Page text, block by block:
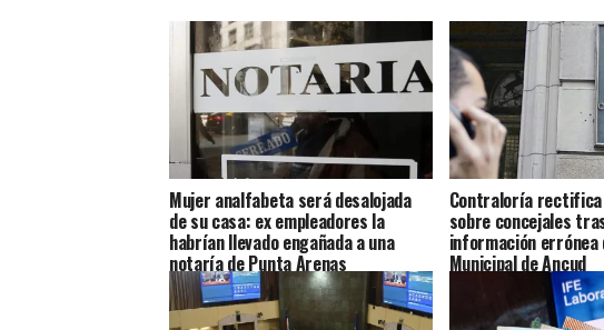
Mujer analfabeta será desalojada
de su casa: ex empleadores la
habrían llevado engañada a una
notaría de Punta Arenas
Contraloría
sobre concejales
información errónea
Municipal de Ancud